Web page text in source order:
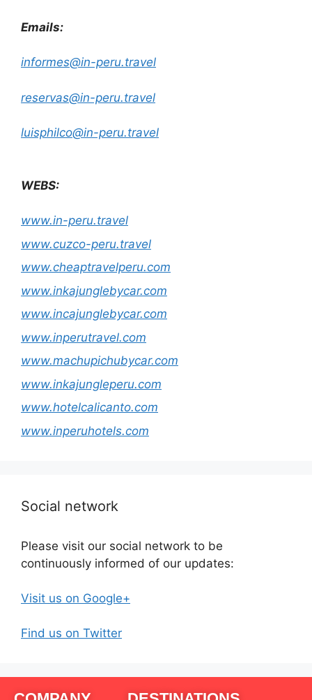
Emails:
informes@in-peru.travel
reservas@in-peru.travel
luisphilco@in-peru.travel
WEBS:
www.in-peru.travel
www.cuzco-peru.travel
www.cheaptravelperu.com
www.inkajunglebycar.com
www.incajunglebycar.com
www.inperutravel.com
www.machupichubycar.com
www.inkajungleperu.com
www.hotelcalicanto.com
www.inperuhotels.com
Social network
Please visit our social network to be
continuously informed of our updates:
Visit us on Google+
Find us on Twitter